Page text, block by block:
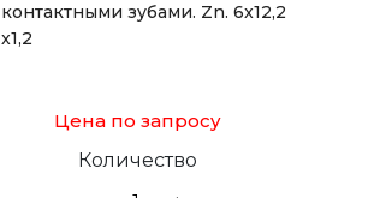
контактными зубами. Zn. 6x12,2
x1,2
Цена по запросу
Количество